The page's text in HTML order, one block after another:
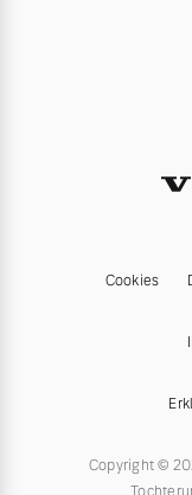
Cookies
Copyright ©